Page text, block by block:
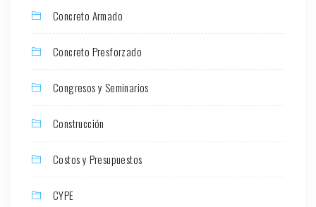
Concreto Armado
Concreto Presforzado
Congresos y Seminarios
Construcción
Costos y Presupuestos
CYPE